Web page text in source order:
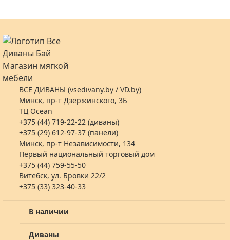
ВСЕ ДИВАНЫ (vsedivany.by / VD.by)
Минск, пр-т Дзержинского, 3Б
ТЦ Ocean
+375 (44) 719-22-22 (диваны)
+375 (29) 612-97-37 (панели)
Минск, пр-т Независимости, 134
Первый национальный торговый дом
+375 (44) 759-55-50
Витебск, ул. Бровки 22/2
+375 (33) 323-40-33
В наличии
Диваны